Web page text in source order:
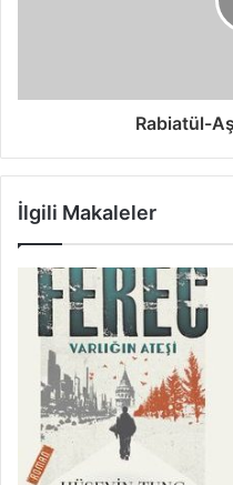
Rabiatül-
İlgili Makaleler